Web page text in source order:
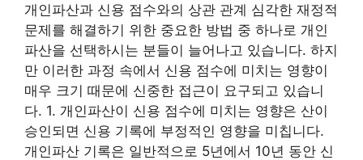
개인파산과 신용 점수와의 상관 관계 심각한 재정적
문제를 해결하기 위한 중요한 방법 중 하나로 개인
파산을 선택하시는 분들이 늘어나고 있습니다. 하지
만 이러한 과정 속에서 신용 점수에 미치는 영향이
매우 크기 때문에 신중한 접근이 요구되고 있습니
다. 1. 개인파산이 신용 점수에 미치는 영향은 산이
승인되면 신용 기록에 부정적인 영향을 미칩니다.
개인파산 기록은 일반적으로 5년에서 10년 동안 신